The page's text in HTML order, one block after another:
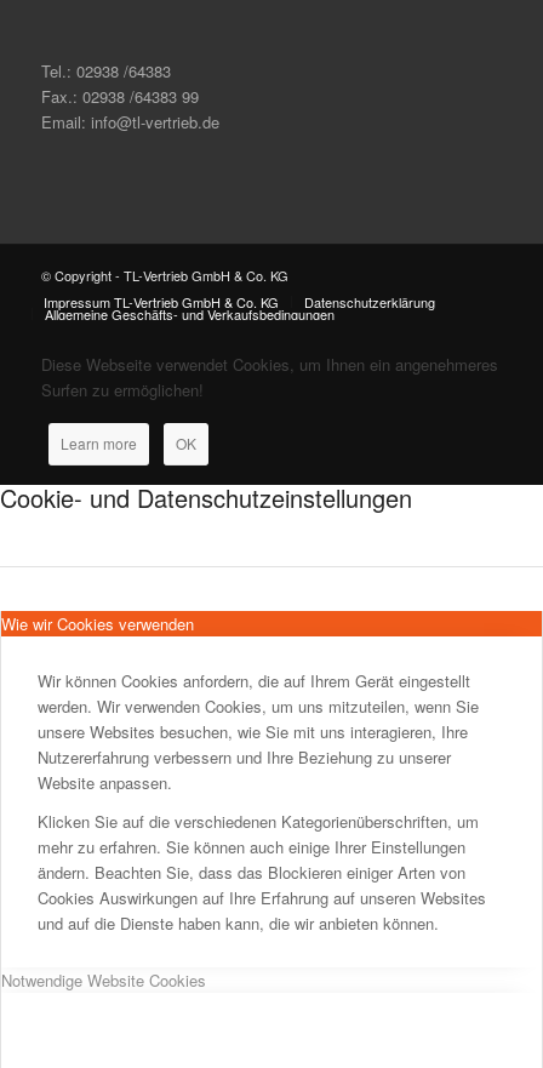
Tel.: 02938 /64383
Fax.: 02938 /64383 99
Email: info@tl-vertrieb.de
© Copyright - TL-Vertrieb GmbH & Co. KG
Impressum TL-Vertrieb GmbH & Co. KG
Datenschutzerklärung
Allgemeine Geschäfts- und Verkaufsbedingungen
Diese Webseite verwendet Cookies, um Ihnen ein angenehmeres
Surfen zu ermöglichen!
Learn more OK
Cookie- und Datenschutzeinstellungen
Wie wir Cookies verwenden
Wir können Cookies anfordern, die auf Ihrem Gerät eingestellt
werden. Wir verwenden Cookies, um uns mitzuteilen, wenn Sie
unsere Websites besuchen, wie Sie mit uns interagieren, Ihre
Nutzererfahrung verbessern und Ihre Beziehung zu unserer
Website anpassen.
Klicken Sie auf die verschiedenen Kategorienüberschriften, um
mehr zu erfahren. Sie können auch einige Ihrer Einstellungen
ändern. Beachten Sie, dass das Blockieren einiger Arten von
Cookies Auswirkungen auf Ihre Erfahrung auf unseren Websites
und auf die Dienste haben kann, die wir anbieten können.
Notwendige Website Cookies